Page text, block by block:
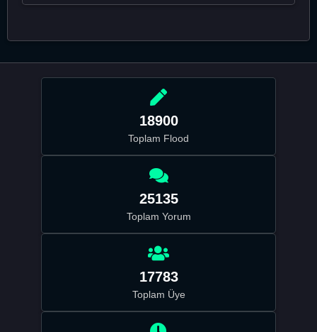
18900
Toplam Flood
25135
Toplam Yorum
17783
Toplam Üye